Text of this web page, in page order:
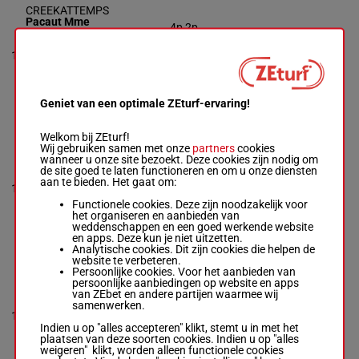
10
CREEKATTEMPS
Pacaut Mme
Cor.-Jaffrelot-
6p 11p 5p
4p 2p
11
LAVIRCA
DODVILLE
David Mme L.-
Fouassier A.
Box: 10 -M/7 -
3p 11p 4p 1p 8p
(24) 2p 4p 1p 3p
14p 7p 4p
M/752.5
3p 11p
4p 1p 8p
(24) 2p
14p 7p
4p
12
HONGUEMARE
Madamet A.-
Bertin Mme C.
M/7 -56
2p 7p 6p 1p 8p
4p 3p 10p 6p
(24) 7p 6p 12p
2p 7p 6p
1p 8p 4p
6p (24)
7p 6p
12p
Geniet van een optimale ZEturf-ervaring!
Welkom bij ZEturf!
Wij gebruiken samen met onze partnerscookies
wanneer u onze site bezoekt. Deze cookies zijn nodig om
de site goed te laten functioneren en om u onze diensten
aan te bieden. Het gaat om:
Functionele cookies. Deze zijn noodzakelijk voor
het organiseren en aanbieden van
weddenschappen en een goed werkende website
en apps. Deze kun je niet uitzetten.
Analytische cookies. Dit zijn cookies die helpen de
website te verbeteren.
Persoonlijke cookies. Voor het aanbieden van
persoonlijke aanbiedingen op website en apps
van ZEbet en andere partijen waarmee wij
samenwerken.
Indien u op "alles accepteren" klikt, stemt u in met het
plaatsen van deze soorten cookies. Indien u op "alles
weigeren" klikt, worden alleen functionele cookies